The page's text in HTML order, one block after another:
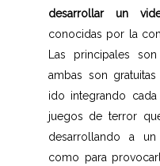
desarrollar un
conocidas por la
Las principales son
ambas son
ido integrando
juegos de terror
desarrollando a
como para